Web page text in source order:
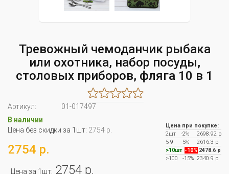
Тревожный чемоданчик рыбака
или охотника, набор посуды,
столовых приборов, фляга 10 в 1
Артикул:
01-017497
В наличии
Цена без скидки за 1шт: 2754 р.
2754 р.
Цена за 1шт: 2754 р.
Цена при покупке:
2шт
-2%
2698.92 р
5-9
-5%
2616.3 р
>10шт -10% 2478.6 р
>100
-15% 2340.9 р